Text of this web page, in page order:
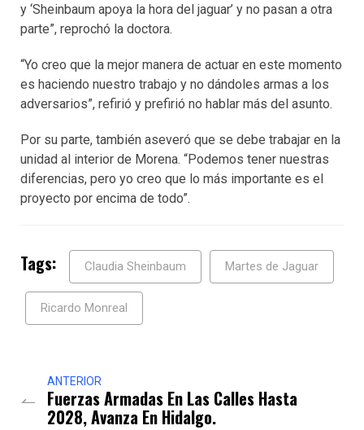
y ‘Sheinbaum apoya la hora del jaguar’ y no pasan a otra
parte”, reprochó la doctora.
“Yo creo que la mejor manera de actuar en este momento
es haciendo nuestro trabajo y no dándoles armas a los
adversarios”, refirió y prefirió no hablar más del asunto.
Por su parte, también aseveró que se debe trabajar en la
unidad al interior de Morena. “Podemos tener nuestras
diferencias, pero yo creo que lo más importante es el
proyecto por encima de todo”.
Tags: Claudia Sheinbaum Martes de Jaguar
Ricardo Monreal
ANTERIOR
Fuerzas Armadas En Las Calles Hasta
2028, Avanza En Hidalgo.